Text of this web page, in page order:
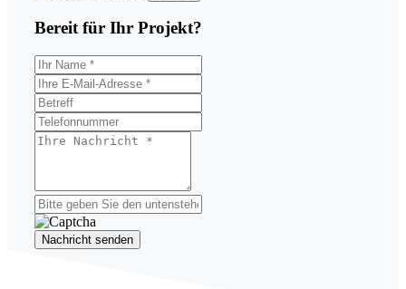
Bereit für Ihr Projekt?
Nachricht senden